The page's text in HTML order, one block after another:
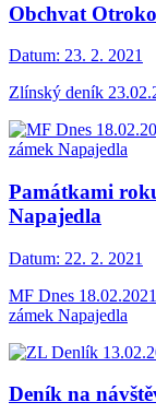
Obchvat
Datum: 23. 2. 2021
Zlínský deník
Památkami
Napajedla
Datum: 22. 2. 2021
MF Dnes
zámek Napajedla
Deník na